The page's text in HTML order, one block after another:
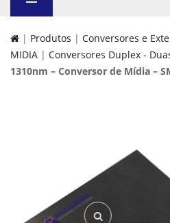
| Produtos | Conversores e
MIDIA | Conversores Duplex -
1310nm – Conversor de Mídia –